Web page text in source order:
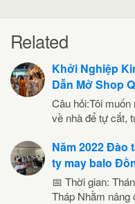
Related
Khởi Nghiệp
Dẫn Mở Shop
Câu hỏi:Tôi
về nhà để tự cắt,
Năm 2022 Đào
ty may balo
📅 Thời gian:
Tháp Nhằm